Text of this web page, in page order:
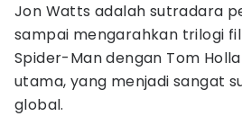
Jon Watts adalah sutradara
sampai mengarahkan trilogi
Spider-Man dengan Tom
utama, yang menjadi sangat
global.